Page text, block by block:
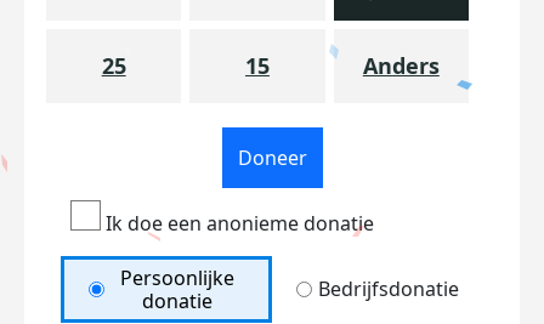
25 15 Anders
Doneer
Ik doe een anonieme donatie
Persoonlijke
donatie
Bedrijfsdonatie